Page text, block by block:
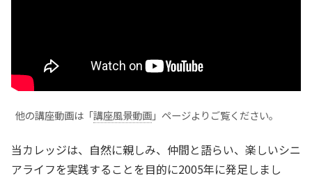
他の講座動画は「講座風景動画」ページよりご覧ください。
当カレッジは、自然に親しみ、仲間と語らい、楽しいシニ
アライフを実践することを目的に2005年に発足しまし